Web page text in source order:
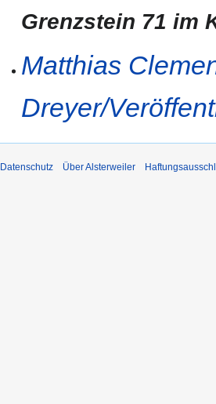
Grenzstein 71 im
Matthias
Dreyer/
Datenschutz Über Alsterweiler